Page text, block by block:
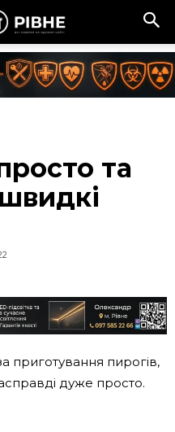
та
приготування пирогів,
дуже просто.